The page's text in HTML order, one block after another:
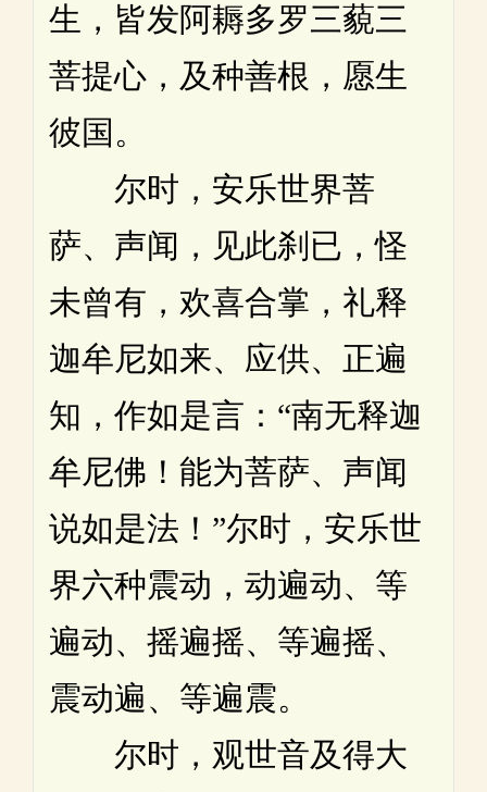
生，皆发阿耨多罗三藐三
菩提心，及种善根，愿生
彼国。
尔时，安乐世界菩
萨、声闻，见此刹已，怪
未曾有，欢喜合掌，礼释
迦牟尼如来、应供、正遍
知，作如是言：“南无释迦
牟尼佛！能为菩萨、声闻
说如是法！”尔时，安乐世
界六种震动，动遍动、等
遍动、摇遍摇、等遍摇、
震动遍、等遍震。
尔时，观世音及得大